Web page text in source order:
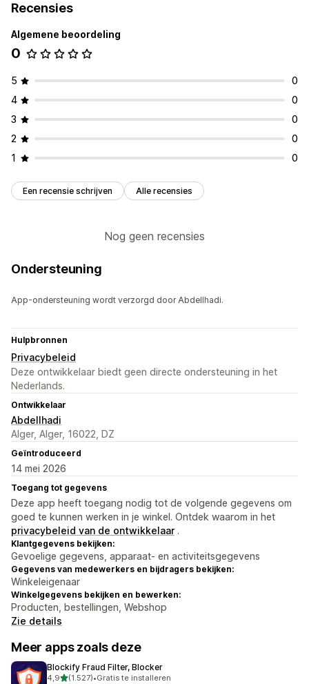
Automatische annulering
Recensies
Algemene beoordeling
0
5
0
4
0
3
0
2
0
1
0
Een recensie schrijven Alle recensies
Nog geen recensies
Ondersteuning
App-ondersteuning wordt verzorgd door Abdellhadi.
Hulpbronnen
Privacybeleid
Deze ontwikkelaar biedt geen directe ondersteuning in het
Nederlands.
Ontwikkelaar
Abdellhadi
Alger, Alger, 16022, DZ
Geïntroduceerd
14 mei 2026
Toegang tot gegevens
Deze app heeft toegang nodig tot de volgende gegevens om
goed te kunnen werken in je winkel. Ontdek waarom in het
privacybeleid van de ontwikkelaar .
Klantgegevens bekijken:
Gevoelige gegevens, apparaat- en activiteitsgegevens
Gegevens van medewerkers en bijdragers bekijken:
Winkeleigenaar
Winkelgegevens bekijken en bewerken:
Producten, bestellingen, Webshop
Zie details
Meer apps zoals deze
Blockify Fraud Filter, Blocker
4,9van 5 sterren
(1.527)•Gratis te installeren